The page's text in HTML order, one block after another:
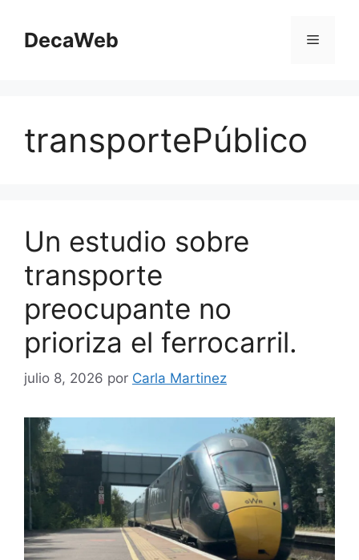
contenido
DecaWeb Menú
transportePúblico
Un estudio sobre
transporte
preocupante no
prioriza el ferrocarril.
julio 8, 2026 por Carla Martinez